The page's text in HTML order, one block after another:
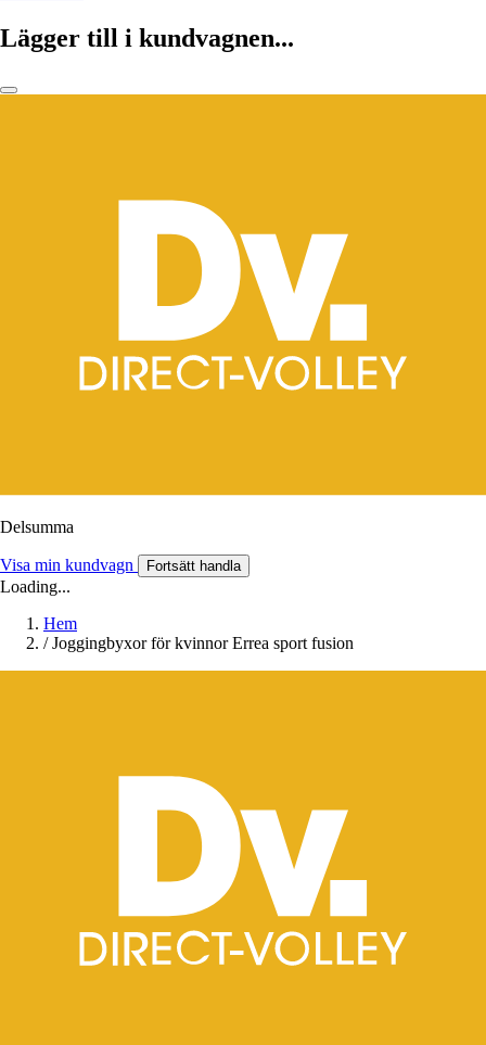
Lägger till i kundvagnen...
Delsumma
Visa min kundvagn Fortsätt handla
Loading...
Hem
/ Joggingbyxor för kvinnor Errea sport fusion